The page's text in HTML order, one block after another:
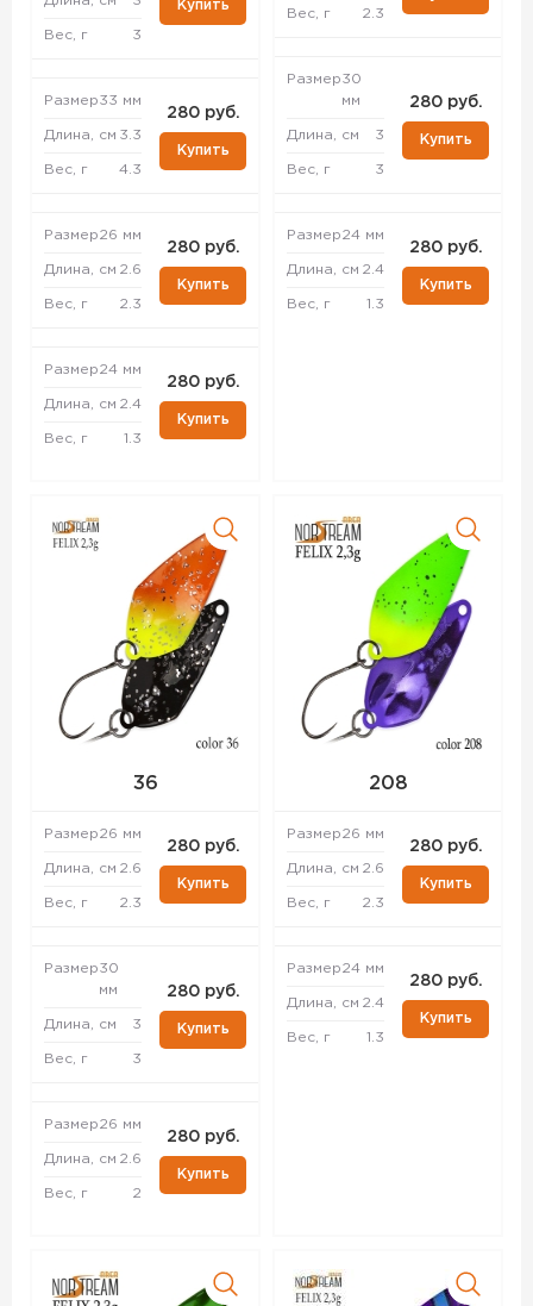
Вес, г 3
Купить
Размер33 мм
Длина, см 3.3
Вес, г 4.3
280 руб.
Купить
Размер26 мм
Длина, см 2.6
Вес, г 2.3
280 руб.
Купить
Размер24 мм
Длина, см 2.4
Вес, г 1.3
280 руб.
Купить
Вес, г 2.3
Размер30
мм
Длина, см 3
Вес, г 3
280 руб.
Купить
Размер24 мм
Длина, см 2.4
Вес, г 1.3
280 руб.
Купить
36
Размер26 мм
Длина, см 2.6
Вес, г 2.3
280 руб.
Купить
Размер30
мм
Длина, см 3
Вес, г 3
280 руб.
Купить
Размер26 мм
Длина, см 2.6
Вес, г 2
280 руб.
Купить
208
Размер26 мм
Длина, см 2.6
Вес, г 2.3
280 руб.
Купить
Размер24 мм
Длина, см 2.4
Вес, г 1.3
280 руб.
Купить